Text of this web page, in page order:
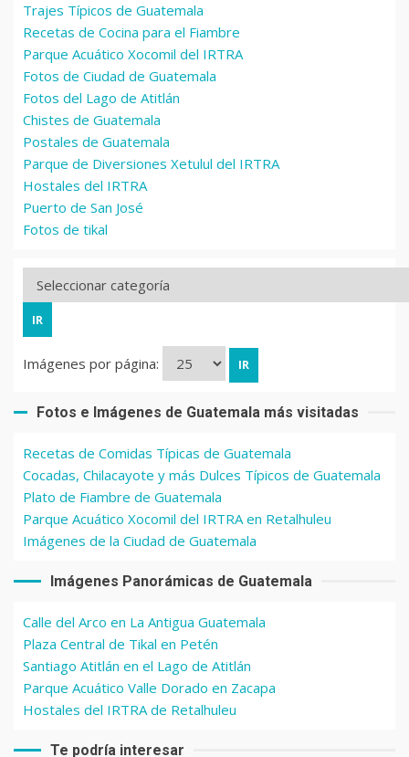
Trajes Típicos de Guatemala
Recetas de Cocina para el Fiambre
Parque Acuático Xocomil del IRTRA
Fotos de Ciudad de Guatemala
Fotos del Lago de Atitlán
Chistes de Guatemala
Postales de Guatemala
Parque de Diversiones Xetulul del IRTRA
Hostales del IRTRA
Puerto de San José
Fotos de tikal
Imágenes por página:
Fotos e Imágenes de Guatemala más visitadas
Recetas de Comidas Típicas de Guatemala
Cocadas, Chilacayote y más Dulces Típicos de Guatemala
Plato de Fiambre de Guatemala
Parque Acuático Xocomil del IRTRA en Retalhuleu
Imágenes de la Ciudad de Guatemala
Imágenes Panorámicas de Guatemala
Calle del Arco en La Antigua Guatemala
Plaza Central de Tikal en Petén
Santiago Atitlán en el Lago de Atitlán
Parque Acuático Valle Dorado en Zacapa
Hostales del IRTRA de Retalhuleu
Te podría interesar